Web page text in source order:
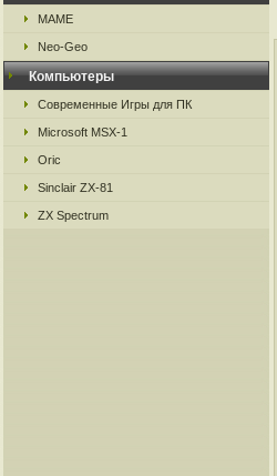
MAME
Neo-Geo
Компьютеры
Современные Игры для ПК
Microsoft MSX-1
Oric
Sinclair ZX-81
ZX Spectrum